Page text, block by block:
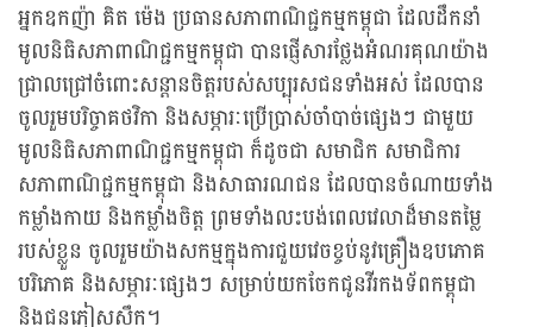
អ្នកឧកញ៉ា គិត ម៉េង ប្រធានសភាពាណិជ្ជកម្មកម្ពុជា ដែលដឹកនាំ
មូលនិធិសភាពាណិជ្ជកម្មកម្ពុជា បានផ្ញើសារថ្លែងអំណរគុណយ៉ាង
ជ្រាលជ្រៅចំពោះសន្តានចិត្តរបស់សប្បុរសជនទាំងអស់ ដែលបាន
ចូលរួមបរិច្ចាគថវិកា និងសម្ភារៈប្រើប្រាស់ចំាបាច់ផ្សេងៗ ជាមួយ
មូលនិធិសភាពាណិជ្ជកម្មកម្ពុជា ក៏ដូចជា សមាជិក សមាជិការ
សភាពាណិជ្ជកម្មកម្ពុជា និងសាធារណជន ដែលបានចំណាយទាំង
កម្លាំងកាយ និងកម្លាំងចិត្ត ព្រមទាំងលះបង់ពេលវេលាដ៏មានតម្លៃ
របស់ខ្លួន ចូលរួមយ៉ាងសកម្មក្នុងការជួយវេចខ្ចប់នូវគ្រឿងឧបភោគ
បរិភោគ និងសម្ភារៈផ្សេងៗ សម្រាប់យកចែកជូនវីរកងទ័ពកម្ពុជា
និងជនភៀសសឹក។